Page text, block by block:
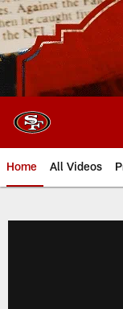
Skip
to
main
content
Home All Videos